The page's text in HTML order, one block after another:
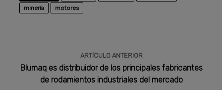
minería
motores
ARTÍCULO ANTERIOR
Blumaq es distribuidor de los principales fabricantes
de rodamientos industriales del mercado